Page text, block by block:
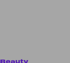
Beauty